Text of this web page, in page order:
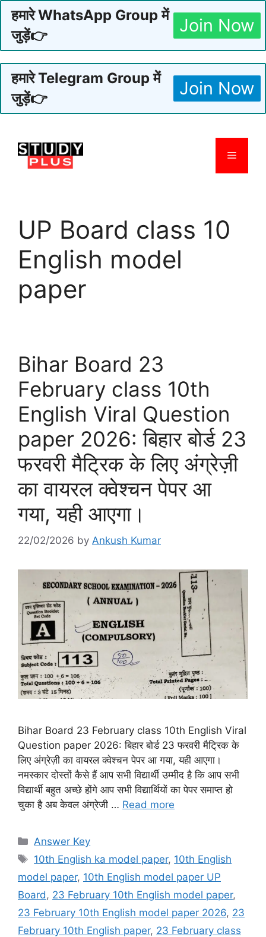
हमारे WhatsApp Group में
जुड़ें👉
Join Now
हमारे Telegram Group में
जुड़ें👉
Join Now
content
Menu
UP Board class 10
English model
paper
Bihar Board 23
February class 10th
English Viral Question
paper 2026: बिहार बोर्ड 23
फरवरी मैट्रिक के लिए अंग्रेज़ी
का वायरल क्वेश्चन पेपर आ
गया, यही आएगा।
22/02/2026 by Ankush Kumar
Bihar Board 23 February class 10th English Viral
Question paper 2026: बिहार बोर्ड 23 फरवरी मैट्रिक के
लिए अंग्रेज़ी का वायरल क्वेश्चन पेपर आ गया, यही आएगा।
नमस्कार दोस्तों कैसे हैं आप सभी विद्यार्थी उम्मीद है कि आप सभी
विद्यार्थी बहुत अच्छे होंगे आप सभी विद्यार्थियों का पेपर समाप्त हो
चुका है अब केवल अंग्रेजी … Read more
Categories
Answer Key
Tags
10th English ka model paper, 10th English
model paper, 10th English model paper UP
Board , 23 February 10th English model paper,
23 February 10th English model paper 2026, 23
February 10th English paper, 23 February class